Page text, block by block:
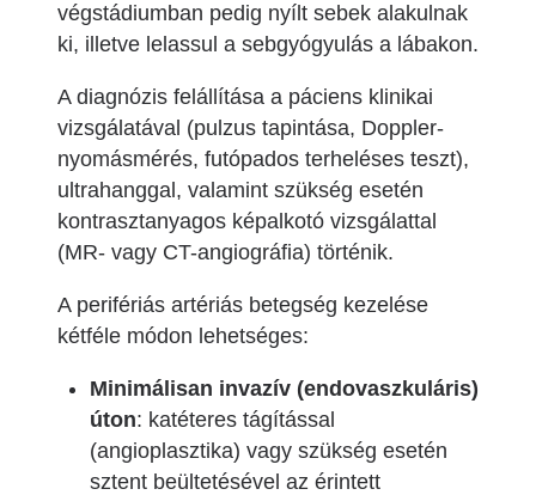
végstádiumban pedig nyílt sebek alakulnak
ki, illetve lelassul a sebgyógyulás a lábakon.
A diagnózis felállítása a páciens klinikai
vizsgálatával (pulzus tapintása, Doppler-
nyomásmérés, futópados terheléses teszt),
ultrahanggal, valamint szükség esetén
kontrasztanyagos képalkotó vizsgálattal
(MR- vagy CT-angiográfia) történik.
A perifériás artériás betegség kezelése
kétféle módon lehetséges:
Minimálisan invazív (endovaszkuláris)
úton: katéteres tágítással
(angioplasztika) vagy szükség esetén
sztent beültetésével az érintett